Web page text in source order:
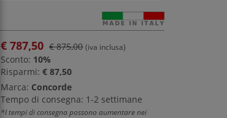
€787,50 € 875,00 (iva inclusa)
Sconto: 10%
Risparmi:€ 87,50
Marca: Concorde
Tempo di consegna: 1-2 settimane
*I tempi di consegna possono aumentare nei